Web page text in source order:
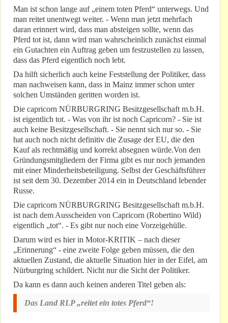
Man ist schon lange auf „einem toten Pferd“ unterwegs. Und
man reitet unentwegt weiter. - Wenn man jetzt mehrfach
daran erinnert wird, dass man absteigen sollte, wenn das
Pferd tot ist, dann wird man wahrscheinlich zunächst einmal
ein Gutachten ein Auftrag geben um festzustellen zu lassen,
dass das Pferd eigentlich noch lebt.
Da hilft sicherlich auch keine Feststellung der Politiker, dass
man nachweisen kann, dass in Mainz immer schon unter
solchen Umständen geritten worden ist.
Die capricorn NÜRBURGRING Besitzgesellschaft m.b.H.
ist eigentlich tot. - Was von ihr ist noch Capricorn? - Sie ist
auch keine Besitzgesellschaft. - Sie nennt sich nur so. - Sie
hat auch noch nicht definitiv die Zusage der EU, die den
Kauf als rechtmäßig und korrekt absegnen würde.Von den
Gründungsmitgliedern der Firma gibt es nur noch jemanden
mit einer Minderheitsbeteiligung. Selbst der Geschäftsführer
ist seit dem 30. Dezember 2014 ein in Deutschland lebender
Russe.
Die capricorn NÜRBURGRING Besitzgesellschaft m.b.H.
ist nach dem Ausscheiden von Capricorn (Robertino Wild)
eigentlich „tot“. - Es gibt nur noch eine Vorzeigehülle.
Darum wird es hier in Motor-KRITIK – nach dieser
„Erinnerung“ - eine zweite Folge geben müssen, die den
aktuellen Zustand, die aktuelle Situation hier in der Eifel, am
Nürburgring schildert. Nicht nur die Sicht der Politiker.
Da kann es dann auch keinen anderen Titel geben als:
Das Land RLP „reitet ein totes Pferd“!